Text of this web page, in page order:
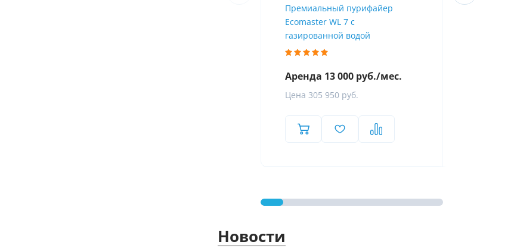
Премиальный пурифайер
Ecomaster WL 7 с
газированной водой
Аренда 13 000 руб./мес.
Цена 305 950 руб.
Новости